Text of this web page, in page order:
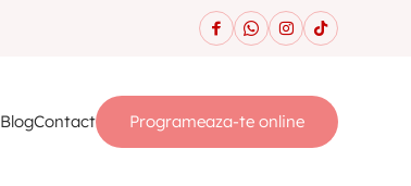
BlogContact Programeaza-te online